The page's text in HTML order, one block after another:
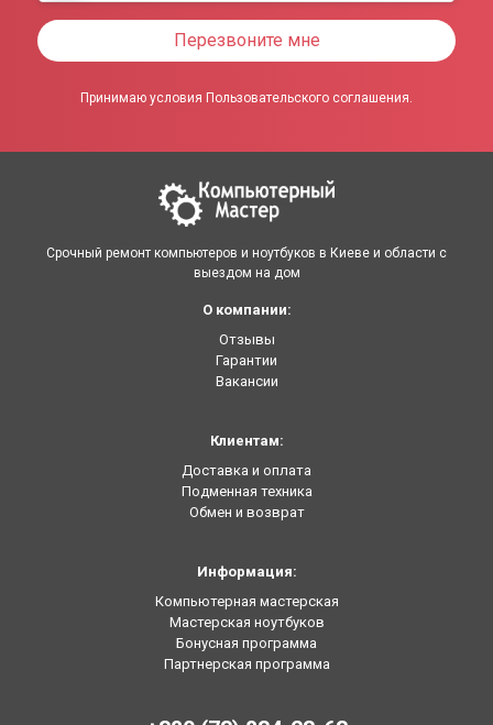
Перезвоните мне
Принимаю условия Пользовательского соглашения.
Срочный ремонт компьютеров и ноутбуков в Киеве и области с
выездом на дом
О компании:
Отзывы
Гарантии
Вакансии
Клиентам:
Доставка и оплата
Подменная техника
Обмен и возврат
Информация:
Компьютерная мастерская
Мастерская ноутбуков
Бонусная программа
Партнерская программа